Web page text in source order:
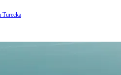
Turecka